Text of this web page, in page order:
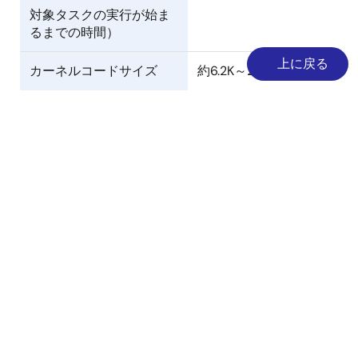
対象タスクの実行が始ま
るまでの時間）
カーネルコードサイズ 約6.2K～25.5Kバイト
上に戻る